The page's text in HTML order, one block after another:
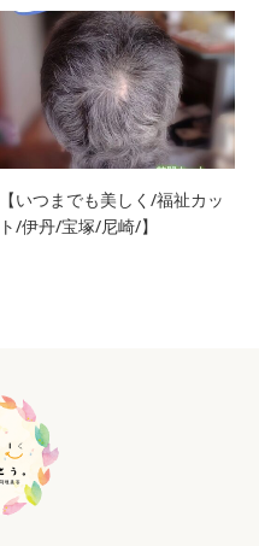
【いつまでも美しく/福祉カッ
ト/伊丹/宝塚/尼崎/】